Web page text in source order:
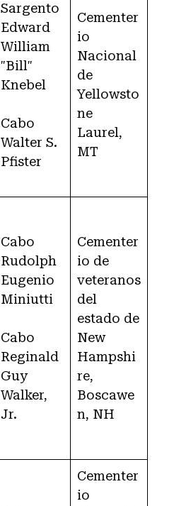
Sargento
Edward
William
"Bill"
Knebel
Cabo
Walter S.
Pfister
Cementer
io
Nacional
de
Yellowsto
ne
Laurel,
MT
Cabo
Rudolph
Eugenio
Miniutti
Cabo
Reginald
Guy
Walker,
Jr.
Cementer
io de
veteranos
del
estado de
New
Hampshi
re,
Boscawe
n, NH
Cementer
io